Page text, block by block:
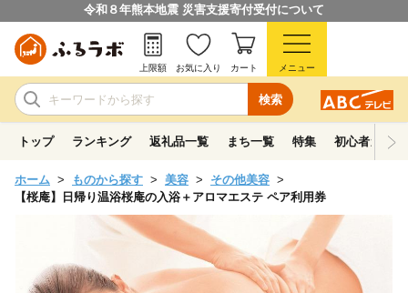
令和８年熊本地震 災害支援寄付受付について
検索
上限額 お気に入り カート メニュー
トップ ランキング 返礼品一覧 まち一覧 特集 初心者ガイド
ホーム ものから探す 美容
その他美容
【桜庵】日帰り温浴桜庵の入浴＋アロマエステ ペア利用券